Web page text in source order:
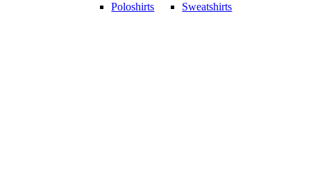
Poloshirts Sweatshirts